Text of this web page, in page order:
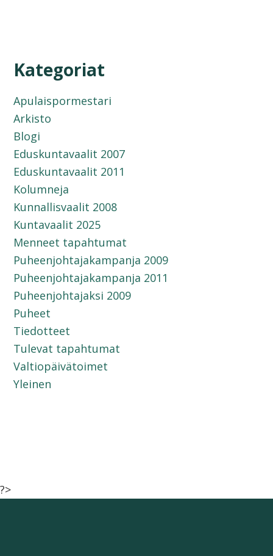
Kategoriat
Apulaispormestari
Arkisto
Blogi
Eduskuntavaalit 2007
Eduskuntavaalit 2011
Kolumneja
Kunnallisvaalit 2008
Kuntavaalit 2025
Menneet tapahtumat
Puheenjohtajakampanja 2009
Puheenjohtajakampanja 2011
Puheenjohtajaksi 2009
Puheet
Tiedotteet
Tulevat tapahtumat
Valtiopäivätoimet
Yleinen
?>